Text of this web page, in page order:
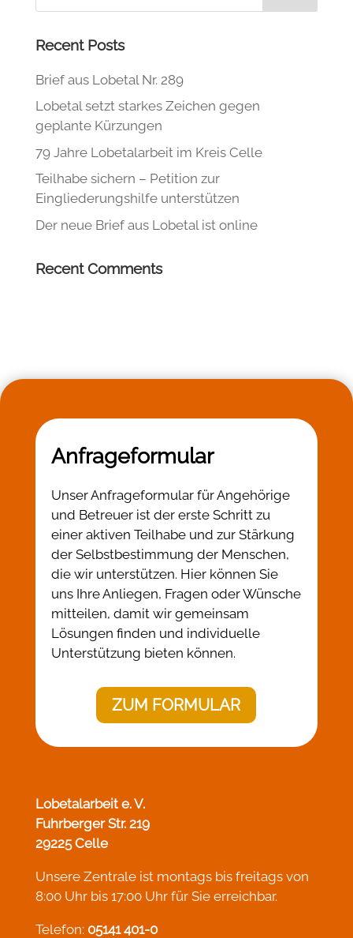
Recent Posts
Brief aus Lobetal Nr. 289
Lobetal setzt starkes Zeichen gegen
geplante Kürzungen
79 Jahre Lobetalarbeit im Kreis Celle
Teilhabe sichern – Petition zur
Eingliederungshilfe unterstützen
Der neue Brief aus Lobetal ist online
Recent Comments
Anfrageformular
Unser Anfrageformular für Angehörige
und Betreuer ist der erste Schritt zu
einer aktiven Teilhabe und zur Stärkung
der Selbstbestimmung der Menschen,
die wir unterstützen. Hier können Sie
uns Ihre Anliegen, Fragen oder Wünsche
mitteilen, damit wir gemeinsam
Lösungen finden und individuelle
Unterstützung bieten können.
ZUM FORMULAR
Lobetalarbeit e. V.
Fuhrberger Str. 219
29225 Celle
Unsere Zentrale ist montags bis freitags von
8:00 Uhr bis 17:00 Uhr für Sie erreichbar.
Telefon: 05141 401-0